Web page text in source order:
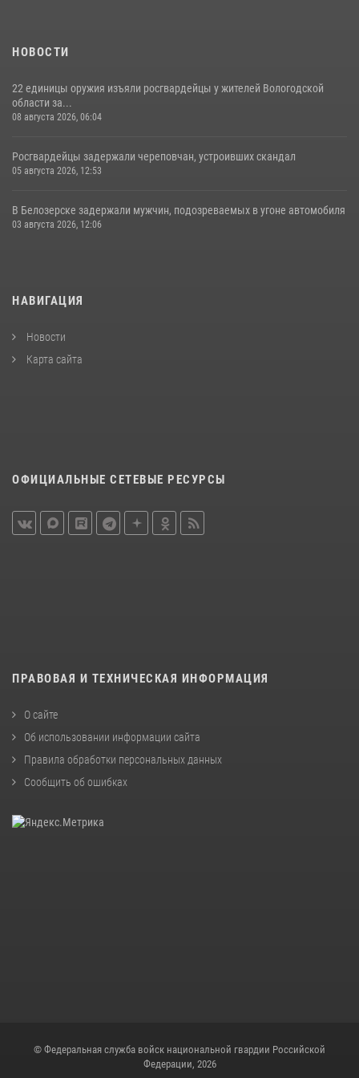
НОВОСТИ
22 единицы оружия изъяли росгвардейцы у жителей Вологодской
области за...
08 августа 2026, 06:04
Росгвардейцы задержали череповчан, устроивших скандал
05 августа 2026, 12:53
В Белозерске задержали мужчин, подозреваемых в угоне автомобиля
03 августа 2026, 12:06
НАВИГАЦИЯ
Новости
Карта сайта
ОФИЦИАЛЬНЫЕ СЕТЕВЫЕ РЕСУРСЫ
ПРАВОВАЯ И ТЕХНИЧЕСКАЯ ИНФОРМАЦИЯ
О сайте
Об использовании информации сайта
Правила обработки персональных данных
Сообщить об ошибках
© Федеральная служба войск национальной гвардии Российской
Федерации, 2026